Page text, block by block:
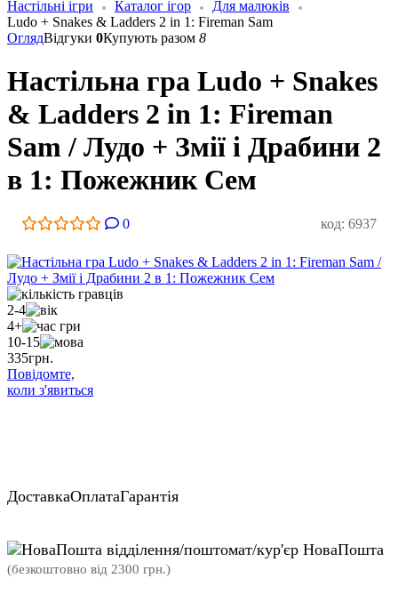
Настільні ігри Каталог ігор
Для малюків
Ludo + Snakes & Ladders 2 in 1: Fireman Sam
ОглядВідгуки 0Купують разом 8
Настільна гра Ludo + Snakes
& Ladders 2 in 1: Fireman
Sam / Лудо + Змії і Драбини 2
в 1: Пожежник Сем
0 код: 6937
2-4
4+
10-15
335грн.
Повідомте,
коли з'явиться
ДоставкаОплатаГарантія
відділення/поштомат/кур'єр НоваПошта
(безкоштовно від 2300 грн.)